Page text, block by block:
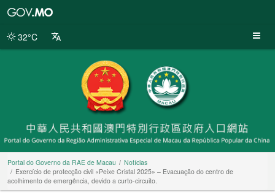
da
32°C
Portal do Governo da RAE de Macau
Notícias
Exercício de protecção civil «Peixe Cristal 2025» – Evacuação do centro de
acolhimento de emergência, devido a curto-circuito.